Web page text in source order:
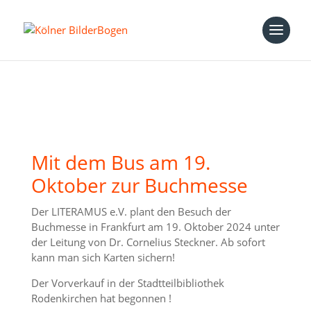
Mit dem Bus am 19.
Oktober zur Buchmesse
Der LITERAMUS e.V. plant den Besuch der
Buchmesse in Frankfurt am 19. Oktober 2024 unter
der Leitung von Dr. Cornelius Steckner. Ab sofort
kann man sich Karten sichern!
Der Vorverkauf in der Stadtteilbibliothek
Rodenkirchen hat begonnen !